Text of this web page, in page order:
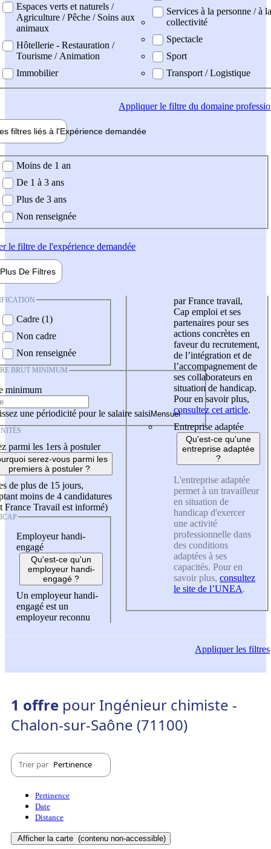
Espaces verts et naturels /
Agriculture / Pêche / Soins aux
animaux
Hôtellerie - Restauration /
Tourisme / Animation
Immobilier
Services à la personne / à la
collectivité
Spectacle
Sport
Transport / Logistique
Appliquerle filtre du domaine
filtres liés à l'Expérience demandée
demandée
Moins de 1 an
De 1 à 3 ans
Plus de 3 ans
Non renseignée
le filtre de l'expérience demandée
Plus De Filtres
Cadre (1)
Non cadre
Non renseignée
BRUT MINIMUM
minimum
une périodicité pour le salaire saisi
parmi les 1ers à postuler
serez-vous parmi les
premiers à postuler ?
de plus de 15 jours,
moins de 4 candidatures
France Travail est informé)
Employeur handi-
engagé
Qu'est-ce qu'un
employeur handi-
engagé ?
Un employeur handi-
engagé est un
employeur reconnu
par France travail,
Cap emploi et ses
partenaires pour ses
actions concrètes en
faveur du recrutement,
de l’intégration et de
l’accompagnement de
ses collaborateurs en
situation de handicap.
Pour en savoir plus,
consultez cet article.
Entreprise adaptée
Qu'est-ce qu'une
entreprise adaptée
?
L'entreprise adaptée
permet à un travailleur
en situation de
handicap d'exercer
une activité
professionnelle dans
des conditions
adaptées à ses
capacités. Pour en
savoir plus, consultez
le site de l’UNEA.
Appliquerles filtres
1 offre pour Ingénieur chimiste -
Chalon-sur-Saône (71100)
Trier par Pertinence
Pertinence
Date
Distance
Afficher la carte (contenu non-accessible)